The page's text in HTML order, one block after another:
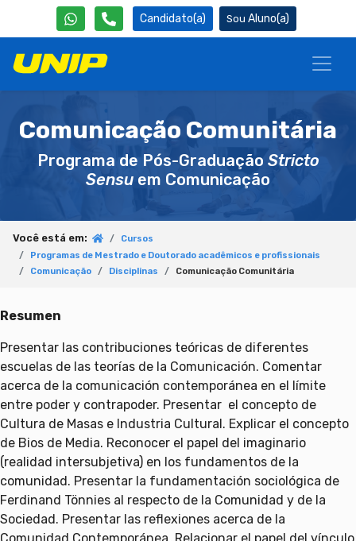
Candidato(a) Aluno(a)
Comunicação Comunitária
Programa de Pós-Graduação Stricto
Sensu em Comunicação
Você está em:
Cursos
Programas de Mestrado e Doutorado acadêmicos e profissionais
Comunicação
Disciplinas Comunicação Comunitária
Resumen
Presentar las contribuciones teóricas de diferentes
escuelas de las teorías de la Comunicación. Comentar
acerca de la comunicación contemporánea en el límite
entre poder y contrapoder. Presentar el concepto de
Cultura de Masas e Industria Cultural. Explicar el concepto
de Bios de Media. Reconocer el papel del imaginario
(realidad intersubjetiva) en los fundamentos de la
comunidad. Presentar la fundamentación sociológica de
Ferdinand Tönnies al respecto de la Comunidad y de la
Sociedad. Presentar las reflexiones acerca de la
Comunidad Contemporánea. Relacionar el papel del vínculo